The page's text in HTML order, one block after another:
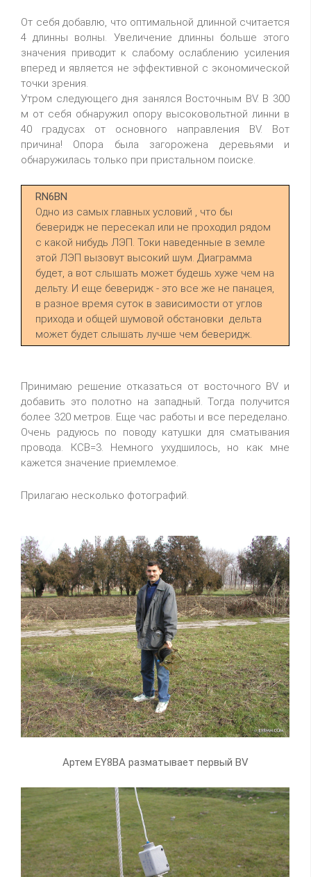
От себя добавлю, что оптимальной длинной считается
4 длинны волны. Увеличение длинны больше этого
значения приводит к слабому ослаблению усиления
вперед и является не эффективной с экономической
точки зрения.
Утром следующего дня занялся Восточным BV. В 300
м от себя обнаружил опору высоковольтной линни в
40 градусах от основного направления BV. Вот
причина! Опора была загорожена деревьями и
обнаружилась только при пристальном поиске.
RN6BN
Одно из самых главных условий , что бы
беверидж не пересекал или не проходил рядом
с какой нибудь ЛЭП. Токи наведенные в земле
этой ЛЭП вызовут высокий шум. Диаграмма
будет, а вот слышать может будешь хуже чем на
дельту. И еще беверидж - это все же не панацея,
в разное время суток в зависимости от углов
прихода и общей шумовой обстановки дельта
может будет слышать лучше чем беверидж.
Принимаю решение отказаться от восточного BV и
добавить это полотно на западный. Тогда получится
более 320 метров. Еще час работы и все переделано.
Очень радуюсь по поводу катушки для сматывания
провода. КСВ=3. Немного ухудшилось, но как мне
кажется значение приемлемое.
Прилагаю несколько фотографий.
Артем EY8BA разматывает первый BV